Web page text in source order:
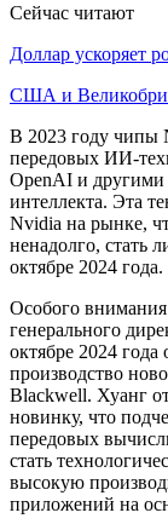
Сейчас читают
Доллар ускоряет
США и
В 2023 году чипы
передовых ИИ-
OpenAI и другими
интеллекта. Эта
Nvidia на рынке,
ненадолго, стать
октябре 2024 года.
Особого внимания
генерального
октябре 2024
производство
Blackwell. Хуанг
новинку, что
передовых
стать
высокую
приложений на